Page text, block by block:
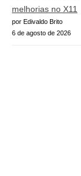
melhorias no X11
por Edivaldo Brito
6 de agosto de 2026